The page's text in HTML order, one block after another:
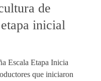
de
inicial
Escala Etapa Inicia
que iniciaron